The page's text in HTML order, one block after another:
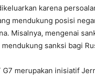
karena
mendukung posisi
Misalnya, mengenai
sanksi bagi
merupakan inisiatif